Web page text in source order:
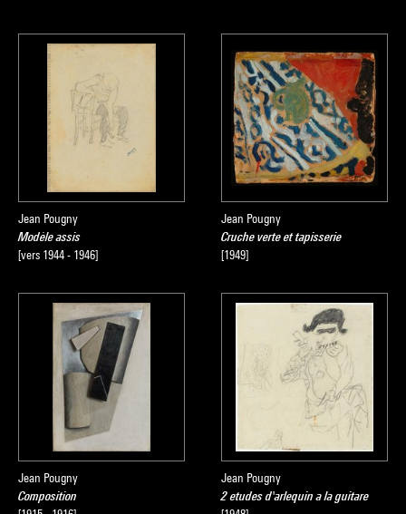
Jean Pougny
Modèle assis
[vers 1944 - 1946]
Jean Pougny
Cruche verte et tapisserie
[1949]
Jean Pougny
Composition
Jean Pougny
2 etudes d'arlequin a la guitare